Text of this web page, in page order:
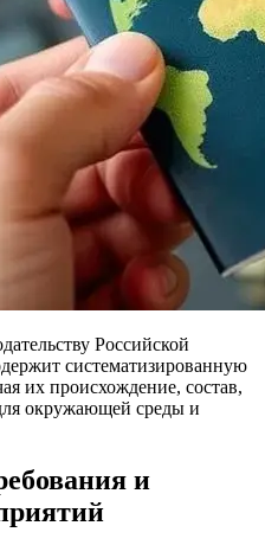
Российской
систематизированную
их происхождение, состав,
окружающей среды и
и